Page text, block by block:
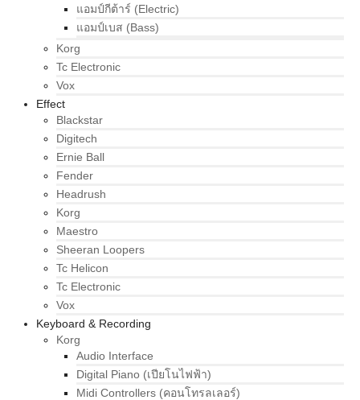
แอมป์กีต้าร์ (Electric)
แอมป์เบส (Bass)
Korg
Tc Electronic
Vox
Effect
Blackstar
Digitech
Ernie Ball
Fender
Headrush
Korg
Maestro
Sheeran Loopers
Tc Helicon
Tc Electronic
Vox
Keyboard & Recording
Korg
Audio Interface
Digital Piano (เปียโนไฟฟ้า)
Midi Controllers (คอนโทรลเลอร์)